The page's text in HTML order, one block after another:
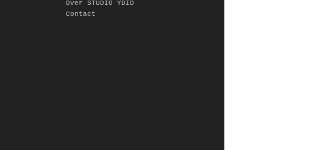
Over STUDIO YDID
Contact